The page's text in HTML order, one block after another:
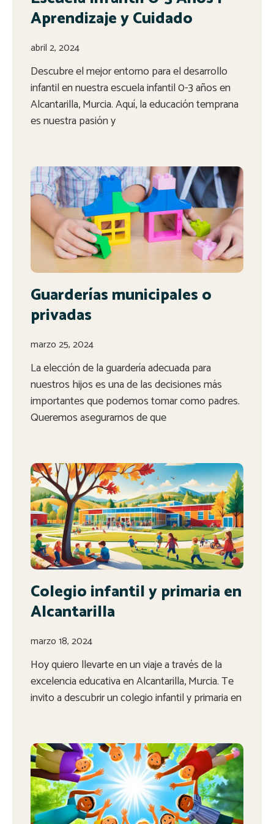
Aprendizaje y Cuidado
abril 2, 2024
Descubre el mejor entorno para el desarrollo
infantil en nuestra escuela infantil 0-3 años en
Alcantarilla, Murcia. Aquí, la educación temprana
es nuestra pasión y
Guarderías municipales o
privadas
marzo 25, 2024
La elección de la guardería adecuada para
nuestros hijos es una de las decisiones más
importantes que podemos tomar como padres.
Queremos asegurarnos de que
Colegio infantil y primaria en
Alcantarilla
marzo 18, 2024
Hoy quiero llevarte en un viaje a través de la
excelencia educativa en Alcantarilla, Murcia. Te
invito a descubrir un colegio infantil y primaria en